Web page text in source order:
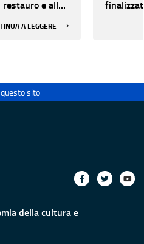
e alla
A LEGGERE
sito
della cultura e